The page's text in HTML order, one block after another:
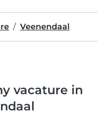
Veenendaal
vacature in